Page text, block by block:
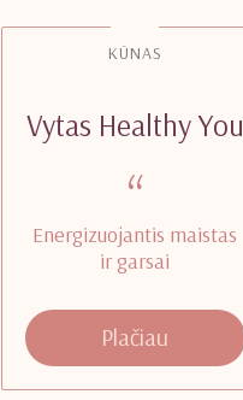
KŪNAS
Vytas Healthy You
“
Energizuojantis maistas
ir garsai
Plačiau